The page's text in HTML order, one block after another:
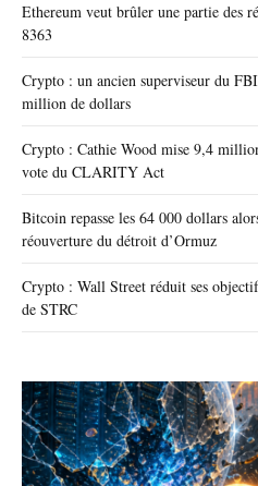
Ethereum veut brûler une partie des
8363
Crypto : un ancien superviseur du
million de dollars
Crypto : Cathie Wood mise 9,4
vote du CLARITY Act
Bitcoin repasse les 64 000 dollars
réouverture du détroit d’Ormuz
Crypto : Wall Street réduit ses
de STRC